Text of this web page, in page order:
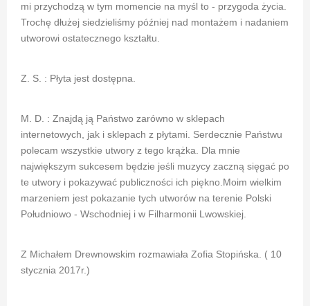
mi przychodzą w tym momencie na myśl to - przygoda życia.
Trochę dłużej siedzieliśmy później nad montażem i nadaniem
utworowi ostatecznego kształtu.
Z. S. : Płyta jest dostępna.
M. D. : Znajdą ją Państwo zarówno w sklepach
internetowych, jak i sklepach z płytami. Serdecznie Państwu
polecam wszystkie utwory z tego krążka. Dla mnie
największym sukcesem będzie jeśli muzycy zaczną sięgać po
te utwory i pokazywać publiczności ich piękno.Moim wielkim
marzeniem jest pokazanie tych utworów na terenie Polski
Południowo - Wschodniej i w Filharmonii Lwowskiej.
Z Michałem Drewnowskim rozmawiała Zofia Stopińska. ( 10
stycznia 2017r.)